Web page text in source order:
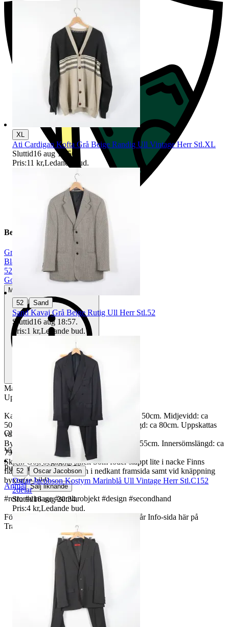
Beskrivning
Grå
Blå
52
Gott använt skick
Mindre tecken på användning
Material: Uppskattas vara Ull
Uppskattas vara stl 52
Kavaj: Axelbredd: ca 46cm. Bröstvidd: ca 50cm. Midjevidd: ca
50cm. Innerärmslängd: ca 45cm Plagglängd: ca 80cm. Uppskattas
vara 52
Byxor: Midjevidd: ca 45cm. Höftvidd: ca 55cm. Innersömslängd: ca
79cm.
Skick: Gott begagnat skick Söm foder släppt lite i nacke Finns
fläckar vid knäppning och i nedkant framsida samt vid knäppning
byxor(se bild)
#retro #vintage #samlarobjekt #design #secondhand
För butiksinformation och köpvillkor, se vår Info-sida här på
Tradera.
Objektnr
736 358 683
Visningar
Publicerad 14 jun 17:52
Anmäl Sälj liknande
XL
Ati Cardigan Kofta Grå Beige Randig Ull Vintage Herr Stl.XL
Sluttid16 aug 16:56
Pris:11 kr,Ledande bud.
52 | Sand
Sand Kavaj Grå Beige Rutig Ull Herr Stl.52
Sluttid16 aug 18:57.
Pris:1 kr,Ledande bud.
52 | Oscar Jacobson
Oscar Jacobson Kostym Marinblå Ull Vintage Herr Stl.C152
2delar
Sluttid16 aug 20:34.
Pris:4 kr,Ledande bud.